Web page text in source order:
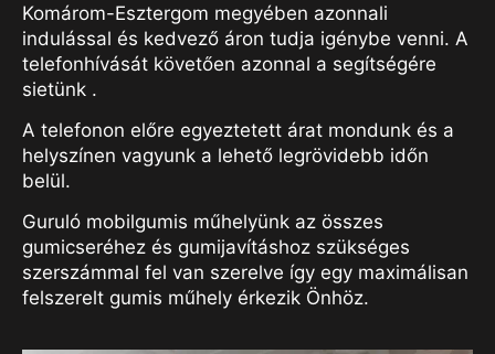
Komárom-Esztergom megyében azonnali
indulással és kedvező áron tudja igénybe venni. A
telefonhívását követően azonnal a segítségére
sietünk .
A telefonon előre egyeztetett árat mondunk és a
helyszínen vagyunk a lehető legrövidebb időn
belül.
Guruló mobilgumis műhelyünk az összes
gumicseréhez és gumijavításhoz szükséges
szerszámmal fel van szerelve így egy maximálisan
felszerelt gumis műhely érkezik Önhöz.